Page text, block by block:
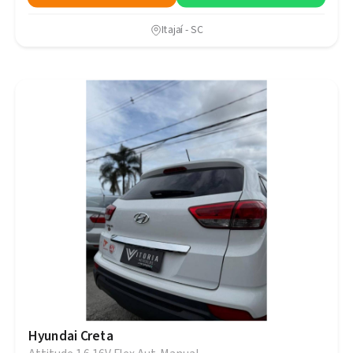
Itajaí - SC
Hyundai Creta